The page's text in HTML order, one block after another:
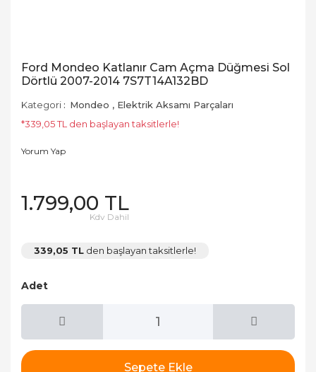
Ford Mondeo Katlanır Cam Açma Düğmesi Sol
Dörtlü 2007-2014 7S7T14A132BD
Kategori Mondeo , Elektrik Aksamı Parçaları
*339,05 TL den başlayan taksitlerle!
Yorum Yap
1.799,00 TL
Kdv Dahil
339,05 TL den başlayan taksitlerle!
Adet
Sepete Ekle